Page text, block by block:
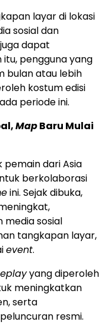
layar di lokasi
sosial dan
dapat
itu, pengguna yang
bulan atau lebih
kostum edisi
periode ini.
MapBaru Mulai
pemain dari Asia
berkolaborasi
ini. Sejak dibuka,
media sosial
tangkapan layar,
event.
yang diperoleh
meningkatkan
serta
resmi.